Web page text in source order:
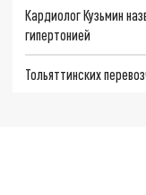
Кардиолог Кузьмин
гипертонией
Тольяттинских